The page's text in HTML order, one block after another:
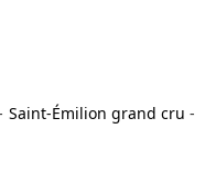
Saint-Émilion grand cru -